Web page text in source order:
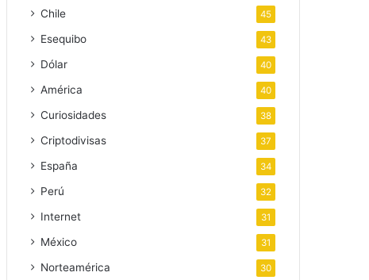
Chile 45
Esequibo 43
Dólar 40
América 40
Curiosidades 38
Criptodivisas 37
España 34
Perú 32
Internet 31
México 31
Norteamérica 30